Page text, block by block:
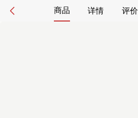
商品 详情 评价